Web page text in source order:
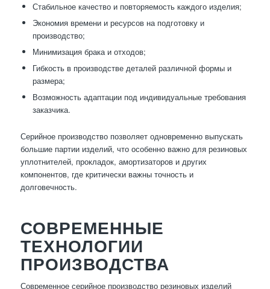
Стабильное качество и повторяемость каждого изделия;
Экономия времени и ресурсов на подготовку и
производство;
Минимизация брака и отходов;
Гибкость в производстве деталей различной формы и
размера;
Возможность адаптации под индивидуальные требования
заказчика.
Серийное производство позволяет одновременно выпускать
большие партии изделий, что особенно важно для резиновых
уплотнителей, прокладок, амортизаторов и других
компонентов, где критически важны точность и
долговечность.
СОВРЕМЕННЫЕ
ТЕХНОЛОГИИ
ПРОИЗВОДСТВА
Современное серийное производство резиновых изделий